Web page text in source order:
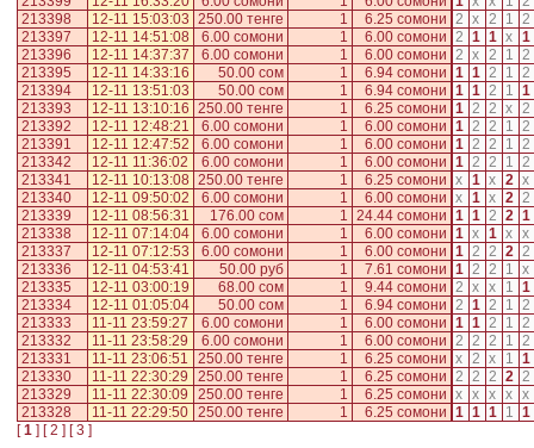
213398
12-11 15:03:03 250.00 тенге 1 6.25 сомони 2 x 2 1 2
213397
12-11 14:51:08 6.00 сомони 1 6.00 сомони 2 1 1 x 1
213396
12-11 14:37:37 6.00 сомони 1 6.00 сомони 2 x 2 1 2
213395
12-11 14:33:16 50.00 сом 1 6.94 сомони 1 1 2 1 2
213394
12-11 13:51:03 50.00 сом 1 6.94 сомони 1 1 2 1 1
213393
12-11 13:10:16 250.00 тенге 1 6.25 сомони 1 2 2 x 2
213392
12-11 12:48:21 6.00 сомони 1 6.00 сомони 1 2 2 1 2
213391
12-11 12:47:52 6.00 сомони 1 6.00 сомони 1 2 2 1 2
213342
12-11 11:36:02 6.00 сомони 1 6.00 сомони 1 2 2 1 2
213341
12-11 10:13:08 250.00 тенге 1 6.25 сомони x 1 x 2 x
213340
12-11 09:50:02 6.00 сомони 1 6.00 сомони x 1 x 2 2
213339
12-11 08:56:31 176.00 сом 1 24.44 сомони 1 1 2 2 1
213338
12-11 07:14:04 6.00 сомони 1 6.00 сомони 1 x 1 x x
213337
12-11 07:12:53 6.00 сомони 1 6.00 сомони 1 2 2 2 2
213336
12-11 04:53:41 50.00 руб 1 7.61 сомони 1 2 2 1 x
213335
12-11 03:00:19 68.00 сом 1 9.44 сомони 2 x x 1 1
213334
12-11 01:05:04 50.00 сом 1 6.94 сомони 2 1 2 1 2
213333
11-11 23:59:27 6.00 сомони 1 6.00 сомони 1 1 2 1 2
213332
11-11 23:58:29 6.00 сомони 1 6.00 сомони 2 2 2 1 2
213331
11-11 23:06:51 250.00 тенге 1 6.25 сомони x 2 x 1 1
213330
11-11 22:30:29 250.00 тенге 1 6.25 сомони 2 2 2 2 2
213329
11-11 22:30:09 250.00 тенге 1 6.25 сомони x x x x x
213328
11-11 22:29:50 250.00 тенге 1 6.25 сомони 1 1 1 1 1
[1 ] [2 ] [3 ]